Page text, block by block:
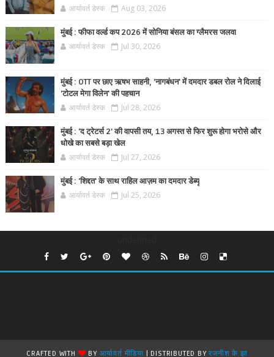
आर्यावर्त डेस्क Aug 03, 2026
मुंबई : फीफा वर्ल्ड कप 2026 में सोनिया बंसल का ग्लैमरस जलवा
आर्यावर्त डेस्क Jul 30, 2026
मुंबई : OTT पर छाए ऋषभ साहनी, 'नागबंधन' में दमदार डबल रोल ने दिलाई
'टोटल मेगा विलेन' की पहचान
आर्यावर्त डेस्क Jul 28, 2026
मुंबई : 'द ट्रेटर्स 2' की वापसी तय, 13 अगस्त से फिर शुरू होगा भरोसे और
धोखे का सबसे बड़ा खेल
आर्यावर्त डेस्क Jul 27, 2026
मुंबई : 'शिद्दत' के साथ राहिल आज़म का दमदार डेब्यू
आर्यावर्त डेस्क Jul 25, 2026
CRAFTED WITH BY आर्यावर्त मीडिया | DISTRIBUTED BYरजनीश के झा